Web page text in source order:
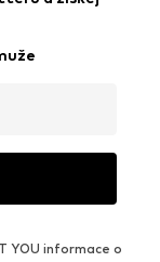
YOU informace o